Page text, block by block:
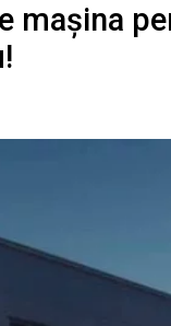
mașina